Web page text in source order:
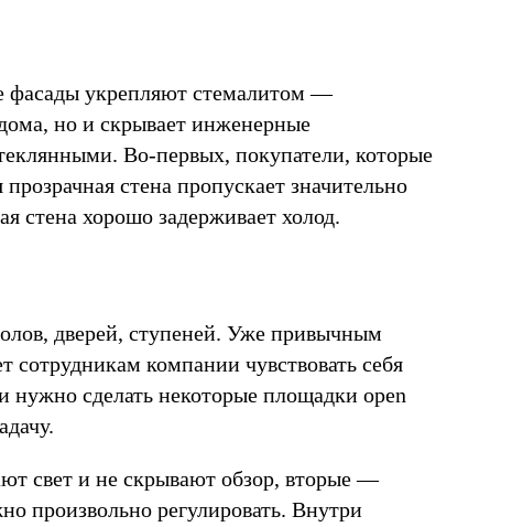
фасады укрепляют стемалитом —
но и скрывает инженерные
Во-первых, покупатели, которые
стена пропускает значительно
стена хорошо задерживает холод.
дверей, ступеней. Уже привычным
сотрудникам компании чувствовать себя
сделать некоторые площадки open
свет и не скрывают обзор, вторые —
произвольно регулировать. Внутри